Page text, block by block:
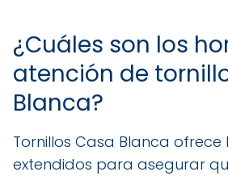
¿Cuáles son los
atención de
Blanca?
Tornillos Casa Blanca ofrece
extendidos para asegurar